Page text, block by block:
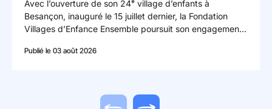
Avec l’ouverture de son 24ᵉ village d’enfants à
Besançon, inauguré le 15 juillet dernier, la Fondation
Villages d’Enfance Ensemble poursuit son engagement
l’enfance en s’implantant dans le département du
Publié le 03 août 2026